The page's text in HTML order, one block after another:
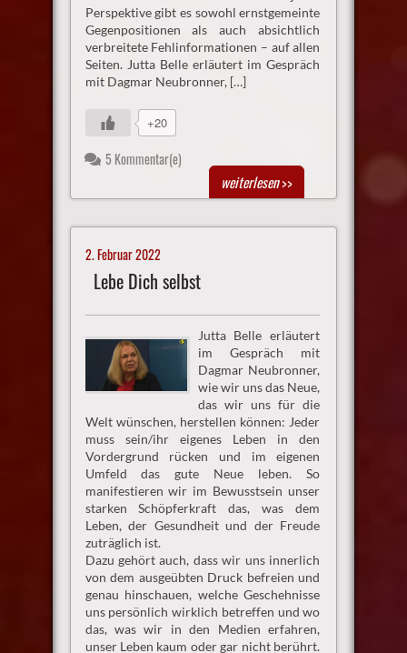
Perspektive gibt es sowohl ernstgemeinte
Gegenpositionen als auch absichtlich
verbreitete Fehlinformationen – auf allen
Seiten. Jutta Belle erläutert im Gespräch
mit Dagmar Neubronner, […]
+20
5 Kommentar(e)
weiterlesen>>
2. Februar 2022
Lebe Dich selbst
Jutta Belle erläutert
im Gespräch mit
Dagmar Neubronner,
wie wir uns das Neue,
das wir uns für die
Welt wünschen, herstellen können: Jeder
muss sein/ihr eigenes Leben in den
Vordergrund rücken und im eigenen
Umfeld das gute Neue leben. So
manifestieren wir im Bewusstsein unser
starken Schöpferkraft das, was dem
Leben, der Gesundheit und der Freude
zuträglich ist.
Dazu gehört auch, dass wir uns innerlich
von dem ausgeübten Druck befreien und
genau hinschauen, welche Geschehnisse
uns persönlich wirklich betreffen und wo
das, was wir in den Medien erfahren,
unser Leben kaum oder gar nicht berührt.